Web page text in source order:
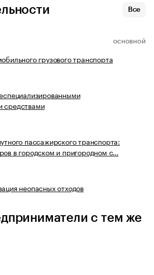
Все
ОСНОВНОЙ
грузового транспорта
средствами
пассажирского транспорта:
в городском и пригородном с…
неопасных отходов
с тем же